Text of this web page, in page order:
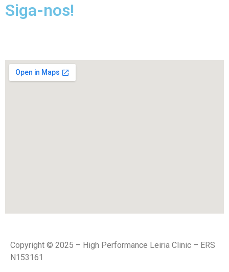
Siga-nos!
Copyright © 2025 – High Performance Leiria Clinic – ERS
N153161